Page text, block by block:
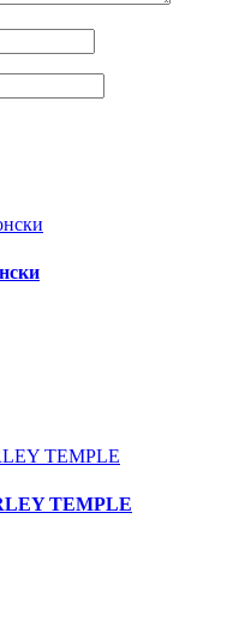
TEMPLE